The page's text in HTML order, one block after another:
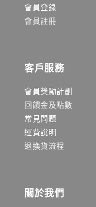
會員登錄
會員註冊
客戶服務
會員獎勵計劃
回饋金及點數
常見問題
運費說明
退換貨流程
關於我們